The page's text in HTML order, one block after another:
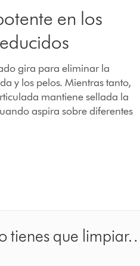
en los
gira para eliminar la
y los pelos. Mientras tanto,
mantiene sellada la
aspira sobre diferentes
tienes que